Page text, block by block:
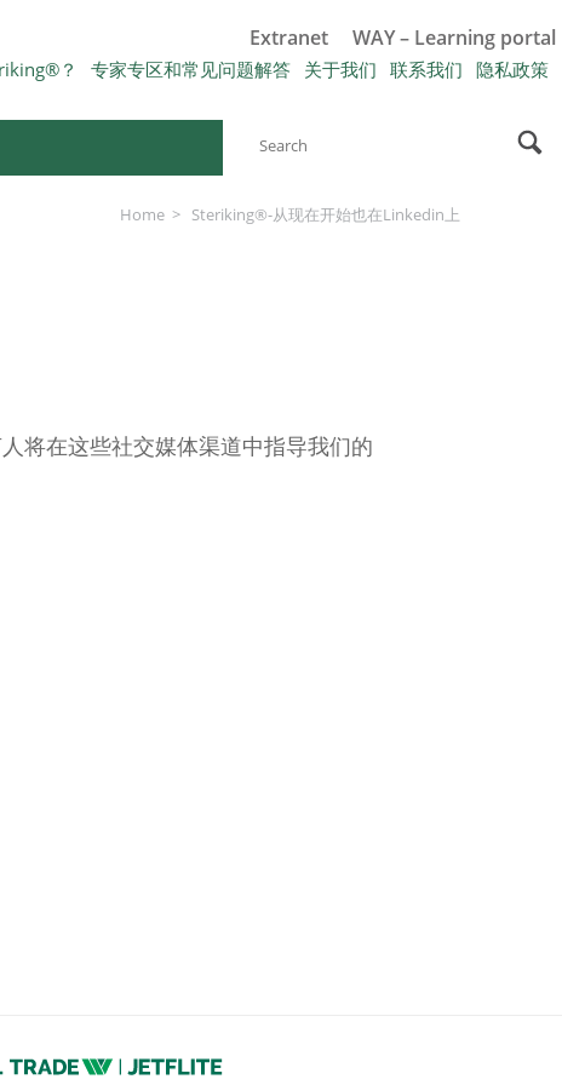
Extranet WAY – Learning portal
？ 专家专区和常见问题解答 关于我们 联系我们 隐私政策
Home Steriking®-从现在开始也在Linkedin上
将在这些社交媒体渠道中指导我们的